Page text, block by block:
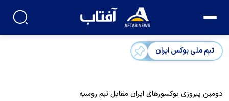
تیم ملی بوکس ایران
دومین پیروزی بوکسور‌های ایران مقابل تیم روسیه